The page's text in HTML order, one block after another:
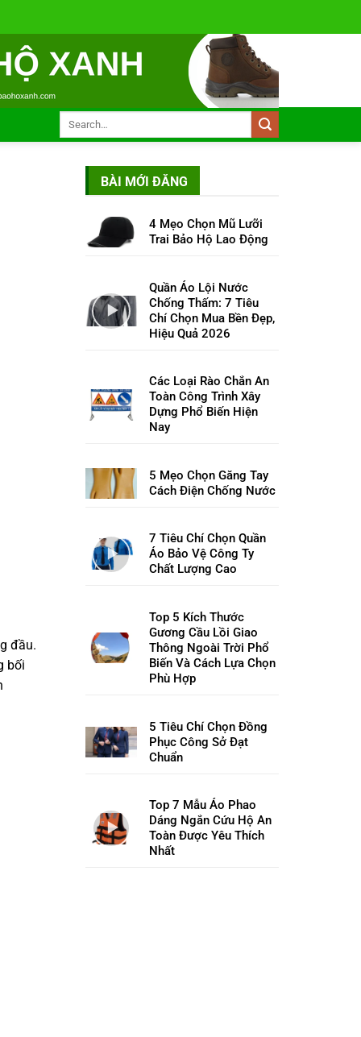
đầu.
bối
BÀI MỚI ĐĂNG
4 Mẹo Chọn Mũ Lưỡi
Trai Bảo Hộ Lao Động
Quần Áo Lội Nước
Chống Thấm: 7 Tiêu
Chí Chọn Mua Bền Đẹp,
Hiệu Quả 2026
Các Loại Rào Chắn An
Toàn Công Trình Xây
Dựng Phổ Biến Hiện
Nay
5 Mẹo Chọn Găng Tay
Cách Điện Chống Nước
7 Tiêu Chí Chọn Quần
Áo Bảo Vệ Công Ty
Chất Lượng Cao
Top 5 Kích Thước
Gương Cầu Lồi Giao
Thông Ngoài Trời Phổ
Biến Và Cách Lựa Chọn
Phù Hợp
5 Tiêu Chí Chọn Đồng
Phục Công Sở Đạt
Chuẩn
Top 7 Mẫu Áo Phao
Dáng Ngắn Cứu Hộ An
Toàn Được Yêu Thích
Nhất